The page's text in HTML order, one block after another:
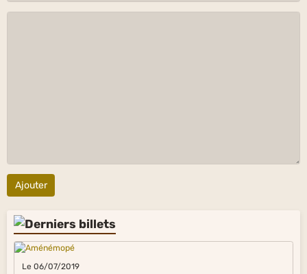
Ajouter
Le 06/07/2019